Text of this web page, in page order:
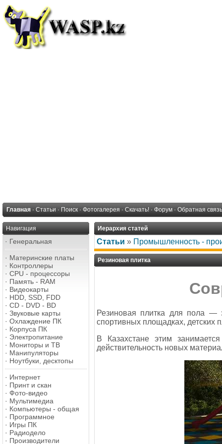
Главная · Статьи · Поиск · Фотогалерея · Скачать! · Форум · Обратная связь
Навигация
· Генеральная
· Материнские платы
· Контроллеры
· CPU - процессоры
· Память - RAM
· Видеокарты
· HDD, SSD, FDD
· CD - DVD - BD
· Звуковые карты
· Охлаждение ПК
· Корпуса ПК
· Электропитание
· Мониторы и ТВ
· Манипуляторы
· Ноутбуки, десктопы
· Интернет
· Принт и скан
· Фото-видео
· Мультимедиа
· Компьютеры - общая
· Программное
· Игры ПК
· Радиодело
· Производители
Иерархия статей
Статьи » Промышленность -
Резиновая плитка
Резиновая плитка для пола —
спортивных площадках, детских
В Казахстане этим
действительность новых